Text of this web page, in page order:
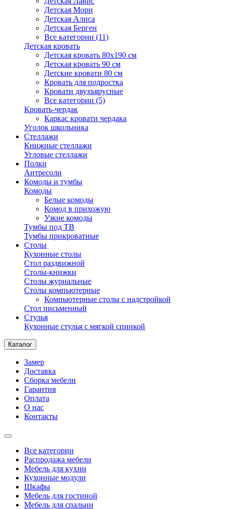
Детская Мори
Детская Алиса
Детская Берген
Все категории (11)
Детская кровать
Детская кровать 80х190 см
Детская кровать 90 см
Детские кровати 80 см
Кровать для подростка
Кровати двухъярусные
Все категории (5)
Кровать-чердак
Каркас кровати чердака
Уголок школьника
Стеллажи
Книжные стеллажи
Угловые стеллажи
Полки
Антресоли
Комоды и тумбы
Комоды
Белые комоды
Комод в прихожую
Узкие комоды
Тумбы под ТВ
Тумбы прикроватные
Столы
Кухонные столы
Стол раздвижной
Столы-книжки
Столы журнальные
Столы компьютерные
Компьютерные столы с надстройкой
Стол письменный
Стулья
Кухонные стулья с мягкой спинкой
Каталог
Замер
Доставка
Сборка мебели
Гарантия
Оплата
О нас
Контакты
Все категории
Распродажа мебели
Мебель для кухни
Кухонные модули
Шкафы
Мебель для гостиной
Мебель для спальни